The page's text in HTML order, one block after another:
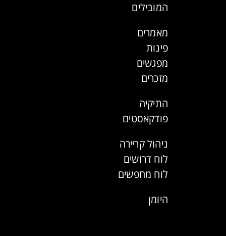
המובילים
מאמרים
פינות
מפגשים
מזכרים
התיקיה
פודקאסטים
ניהול קריירה
לוח דרושים
לוח מחפשים
היומן